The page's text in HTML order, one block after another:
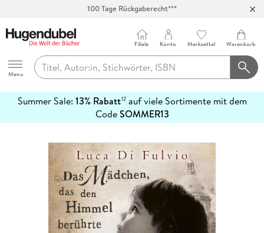
Hugendubel
Menu
Filiale Konto Merkzettel Warenkorb
Summer Sale: 13% Rabatt12auf viele Sortimente mit dem
CodeSOMMER13
erfahren